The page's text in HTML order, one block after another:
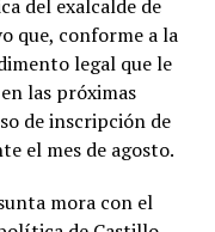
para varias
de Calvas,
se
mientras que en
coordinada
del exalcalde de
que, conforme a la
legal que le
las próximas
de inscripción de
el mes de agosto.
mora con el